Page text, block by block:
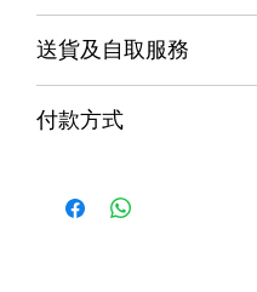
香港行貨;香港代理提供
物保障 (不包括人為損壞並
送貨及自取服務
本地速遞
順豐到付/自取點
付款方式
Alipay支付寶 / WeChat
Octopus八達通 / Fps轉數